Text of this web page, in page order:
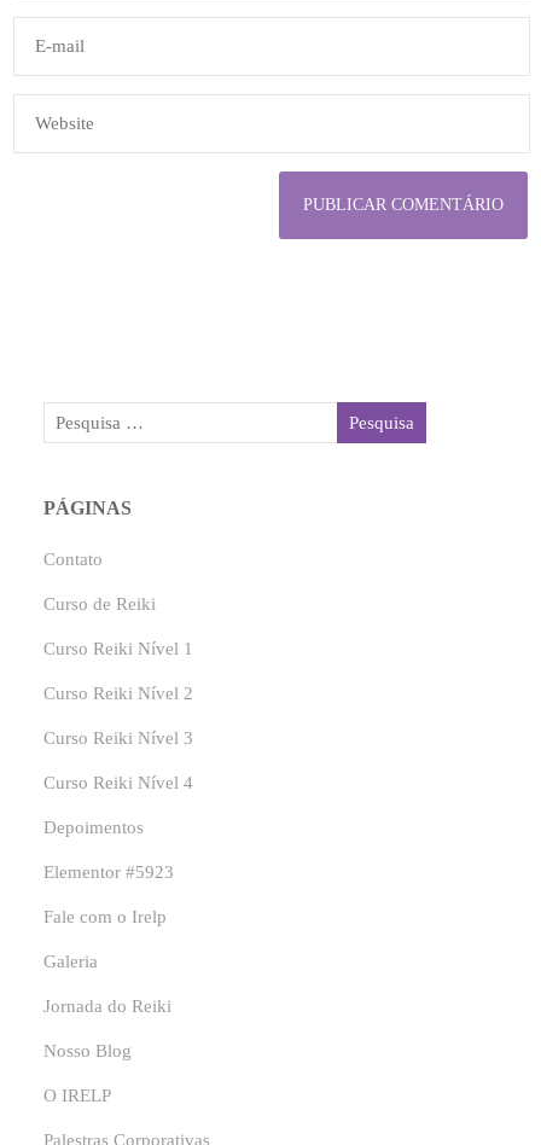
PÁGINAS
Contato
Curso de Reiki
Curso Reiki Nível 1
Curso Reiki Nível 2
Curso Reiki Nível 3
Curso Reiki Nível 4
Depoimentos
Elementor #5923
Fale com o Irelp
Galeria
Jornada do Reiki
Nosso Blog
O IRELP
Palestras Corporativas